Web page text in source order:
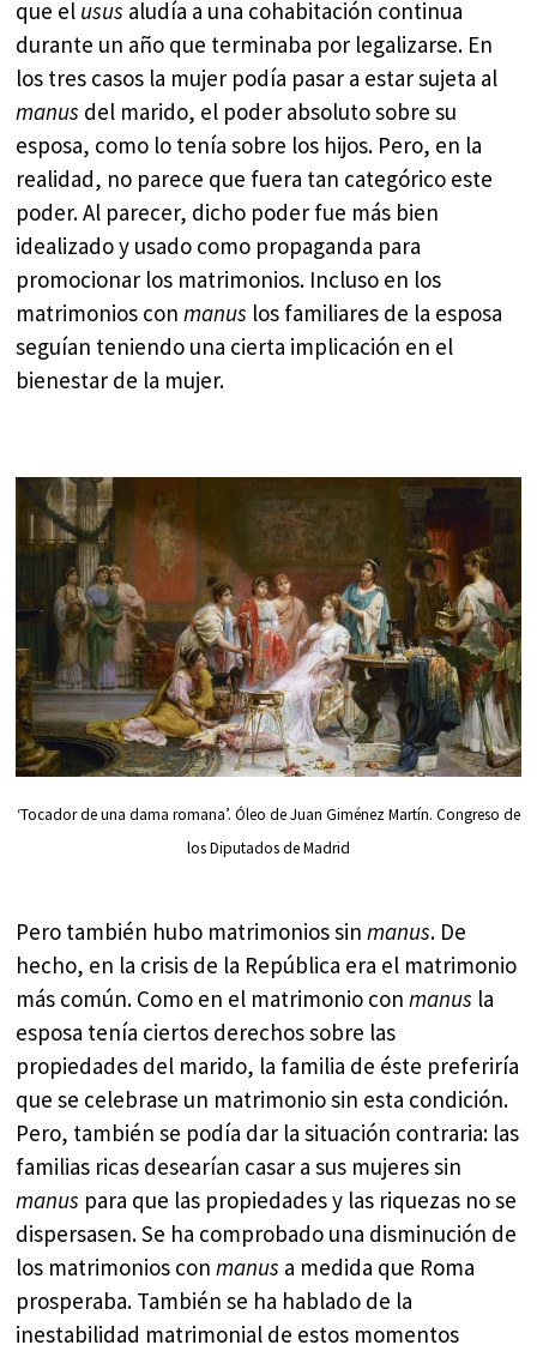
que el usus aludía a una cohabitación continua
durante un año que terminaba por legalizarse. En
los tres casos la mujer podía pasar a estar sujeta al
manus del marido, el poder absoluto sobre su
esposa, como lo tenía sobre los hijos. Pero, en la
realidad, no parece que fuera tan categórico este
poder. Al parecer, dicho poder fue más bien
idealizado y usado como propaganda para
promocionar los matrimonios. Incluso en los
matrimonios conmanus los familiares de la esposa
seguían teniendo una cierta implicación en el
bienestar de la mujer.
‘Tocador de una dama romana’. Óleo de Juan Giménez Martín. Congreso de
los Diputados de Madrid
Pero también hubo matrimonios sinmanus. De
hecho, en la crisis de la República era el matrimonio
más común. Como en el matrimonio conmanus la
esposa tenía ciertos derechos sobre las
propiedades del marido, la familia de éste preferiría
que se celebrase un matrimonio sin esta condición.
Pero, también se podía dar la situación contraria: las
familias ricas desearían casar a sus mujeres sin
manus para que las propiedades y las riquezas no se
dispersasen. Se ha comprobado una disminución de
los matrimonios conmanus a medida que Roma
prosperaba. También se ha hablado de la
inestabilidad matrimonial de estos momentos